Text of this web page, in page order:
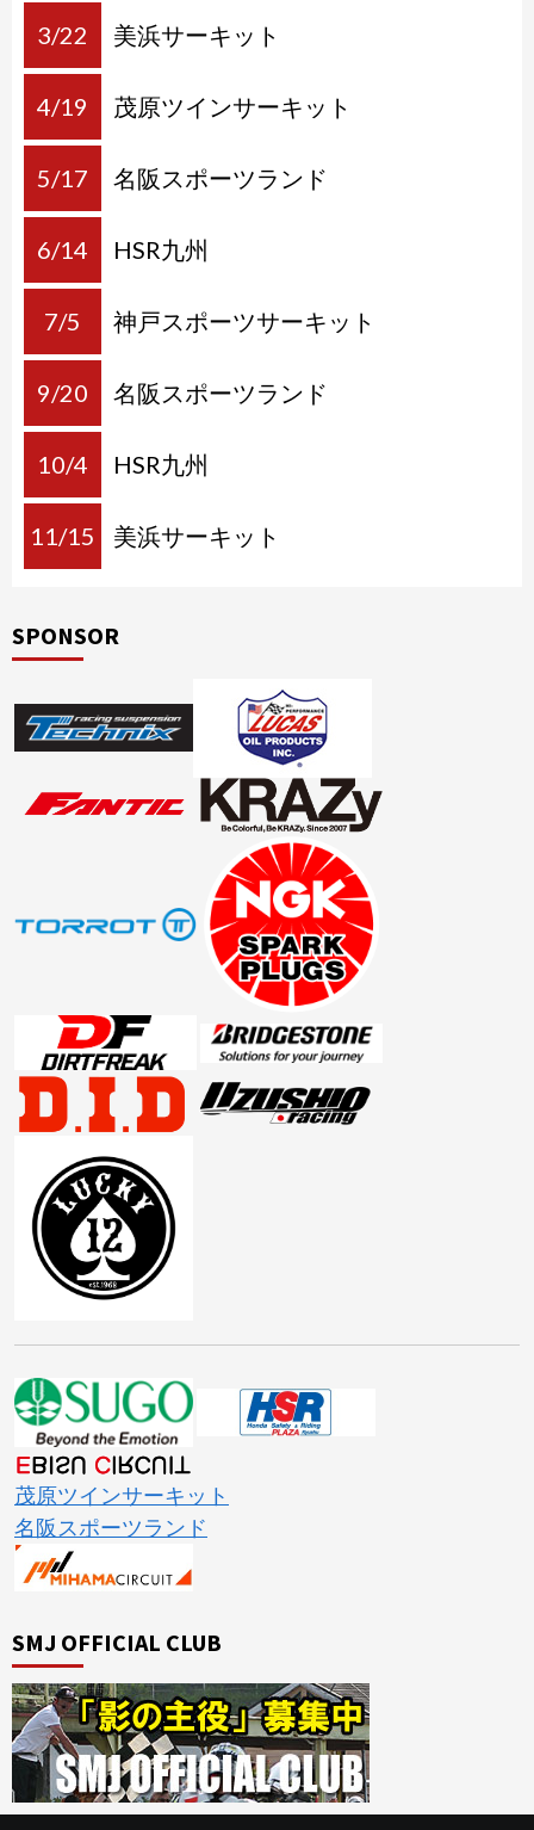
3/22 美浜サーキット
4/19 茂原ツインサーキット
5/17 名阪スポーツランド
6/14 HSR九州
7/5 神戸スポーツサーキット
9/20 名阪スポーツランド
10/4 HSR九州
11/15 美浜サーキット
SPONSOR
茂原ツインサーキット
名阪スポーツランド
SMJ OFFICIAL CLUB